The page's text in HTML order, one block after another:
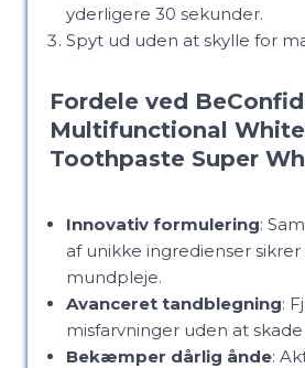
yderligere 30 sekunder.
Spyt ud uden at skylle for
Fordele ved
Multifunctional
Toothpaste Super
Innovativ formulering:
af unikke ingredienser
mundpleje.
Avanceret tandblegning:
misfarvninger uden at
Bekæmper dårlig ånde: